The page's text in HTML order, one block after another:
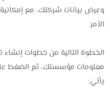
وعرض بيانات شركتك، مع
الأمر.
معلومات مؤسستك، ثم الضغط
يأتي: